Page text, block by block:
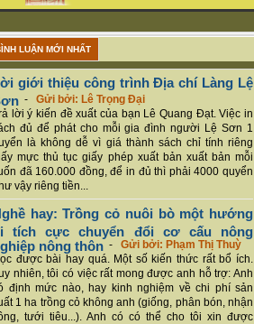
LUẬN MỚI NHẤT
giới thiệu công trình Địa chí Làng Lệ
- Gửi bởi: Lê Trọng Đại
lời ý kiến đề xuất của bạn Lê Quang Đạt. Việc in
đủ để phát cho mỗi gia đình người Lệ Sơn 1
là không dễ vì giá thành sách chỉ tính riêng
mực thủ tục giấy phép xuất bản xuất bản mỗi
đã 160.000 đồng, để in đủ thì phải 4000 quyển
vậy riêng tiền...
hay: Trồng cỏ nuôi bò một hướng
tích cực chuyển đổi cơ cấu nông
nông thôn - Gửi bởi: Phạm Thị Thuỳ
được bài hay quá. Một số kiến thức rất bổ ích.
nhiên, tôi có việc rất mong được anh hỗ trợ: Anh
định mức nào, hay kinh nghiệm về chi phí sản
1 ha trồng cỏ không anh (giống, phân bón, nhận
tưới tiêu...). Anh có có thể cho tôi xin được